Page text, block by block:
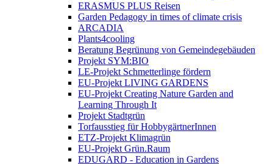
ERASMUS PLUS Reisen
Garden Pedagogy in times of climate crisis
ARCADIA
Plants4cooling
Beratung Begrünung von Gemeindegebäuden
Projekt SYM:BIO
LE-Projekt Schmetterlinge fördern
EU-Projekt LIVING GARDENS
EU-Projekt Creating Nature Garden and
Learning Through It
Projekt Stadtgrün
Torfausstieg für HobbygärtnerInnen
ETZ-Projekt Klimagrün
EU-Projekt Grün.Raum
EDUGARD - Education in Gardens